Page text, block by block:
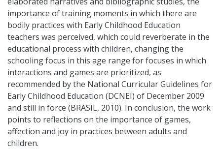
importance of training moments in which there are
bodily practices with Early Childhood Education
teachers was perceived, which could reverberate in the
educational process with children, changing the
schooling focus in this age range for focuses in which
interactions and games are prioritized, as
recommended by the National Curricular Guidelines for
Early Childhood Education (DCNEI) of December 2009
and still in force (BRASIL, 2010). In conclusion, the work
points to reflections on the importance of games,
affection and joy in practices between adults and
children.